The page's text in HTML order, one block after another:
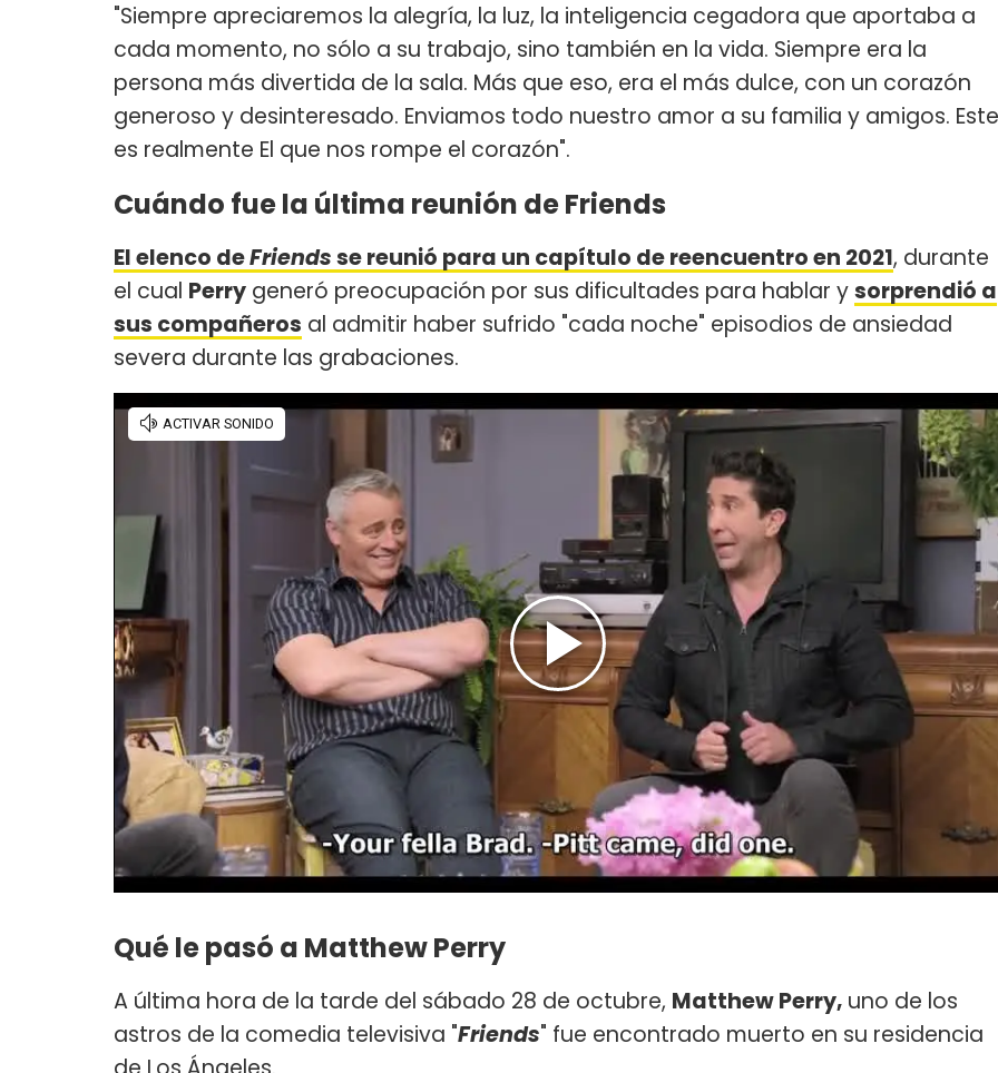
"Siempre apreciaremos la alegría, la luz, la inteligencia cegadora que aportaba a
cada momento, no sólo a su trabajo, sino también en la vida. Siempre era la
persona más divertida de la sala. Más que eso, era el más dulce, con un corazón
generoso y desinteresado. Enviamos todo nuestro amor a su familia y amigos. Este
es realmente El que nos rompe el corazón".
Cuándo fue la última reunión de Friends
El elenco deFriendsse reunió para un capítulo de reencuentro en 2021, durante
el cual Perry generó preocupación por sus dificultades para hablar ysorprendió a
sus compañeros al admitir haber sufrido "cada noche" episodios de ansiedad
severa durante las grabaciones.
Qué le pasó a Matthew Perry
A última hora de la tarde del sábado 28 de octubre, Matthew Perry, uno de los
astros de la comedia televisiva "Friends" fue encontrado muerto en su residencia